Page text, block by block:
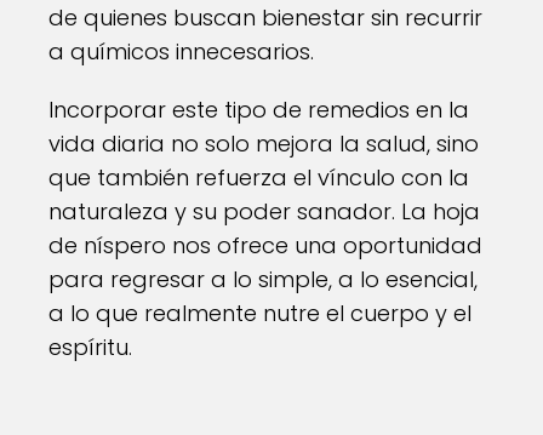
de quienes buscan bienestar sin recurrir
a químicos innecesarios.
Incorporar este tipo de remedios en la
vida diaria no solo mejora la salud, sino
que también refuerza el vínculo con la
naturaleza y su poder sanador. La hoja
de níspero nos ofrece una oportunidad
para regresar a lo simple, a lo esencial,
a lo que realmente nutre el cuerpo y el
espíritu.